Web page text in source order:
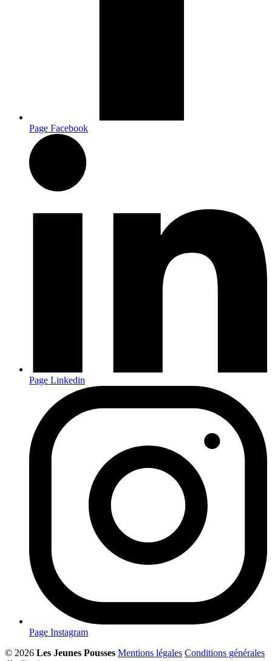
Page Facebook
Page Linkedin
Page Instagram
© 2026 Les Jeunes Pousses Mentions légales Conditions générales